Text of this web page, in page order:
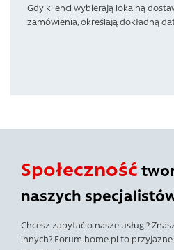
Gdy klienci wybierają lokalną
zamówienia, określają dokładną
Społeczność
naszych
Chcesz zapytać o nasze usługi?
innych? Forum.home.pl to